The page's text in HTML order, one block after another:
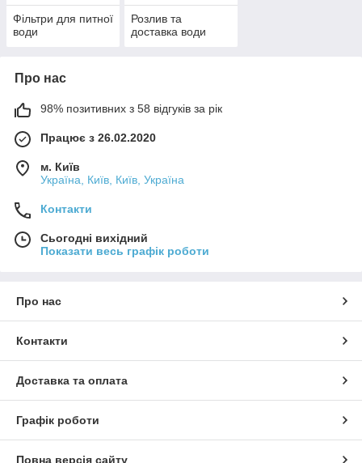
Фільтри для питної
води
Розлив та
доставка води
Про нас
98% позитивних з 58 відгуків за рік
Працює з 26.02.2020
м. Київ
Україна, Київ, Київ, Україна
Контакти
Сьогодні вихідний
Показати весь графік роботи
Про нас
Контакти
Доставка та оплата
Графік роботи
Повна версія сайту